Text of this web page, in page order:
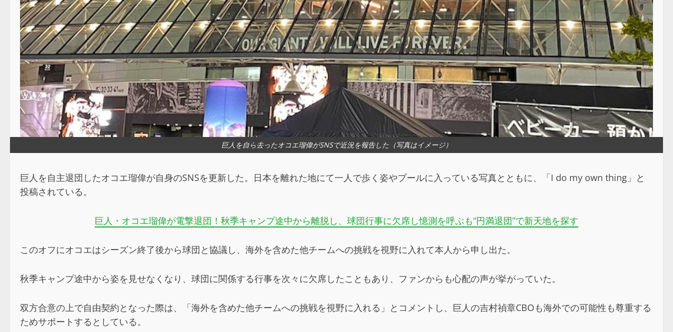
巨人を自ら去ったオコエ瑠偉がSNSで近況を報告した（写真はイメージ）
巨人を自主退団したオコエ瑠偉が自身のSNSを更新した。日本を離れた地にて一人で歩く姿やプールに入っている写真とともに、「I do my own thing」と
投稿されている。
巨人・オコエ瑠偉が電撃退団！秋季キャンプ途中から離脱し、球団行事に欠席し憶測を呼ぶも“円満退団”で新天地を探す
このオフにオコエはシーズン終了後から球団と協議し、海外を含めた他チームへの挑戦を視野に入れて本人から申し出た。
秋季キャンプ途中から姿を見せなくなり、球団に関係する行事を次々に欠席したこともあり、ファンからも心配の声が挙がっていた。
双方合意の上で自由契約となった際は、「海外を含めた他チームへの挑戦を視野に入れる」とコメントし、巨人の吉村禎章CBOも海外での可能性も尊重する
ためサポートするとしている。